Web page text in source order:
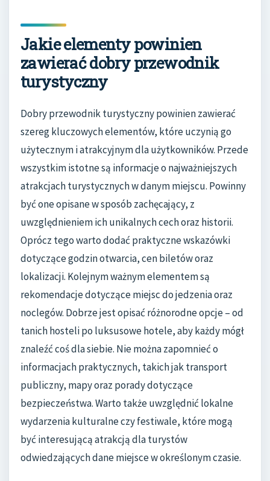
Jakie elementy powinien
zawierać dobry przewodnik
turystyczny
Dobry przewodnik turystyczny powinien zawierać
szereg kluczowych elementów, które uczynią go
użytecznym i atrakcyjnym dla użytkowników. Przede
wszystkim istotne są informacje o najważniejszych
atrakcjach turystycznych w danym miejscu. Powinny
być one opisane w sposób zachęcający, z
uwzględnieniem ich unikalnych cech oraz historii.
Oprócz tego warto dodać praktyczne wskazówki
dotyczące godzin otwarcia, cen biletów oraz
lokalizacji. Kolejnym ważnym elementem są
rekomendacje dotyczące miejsc do jedzenia oraz
noclegów. Dobrze jest opisać różnorodne opcje – od
tanich hosteli po luksusowe hotele, aby każdy mógł
znaleźć coś dla siebie. Nie można zapomnieć o
informacjach praktycznych, takich jak transport
publiczny, mapy oraz porady dotyczące
bezpieczeństwa. Warto także uwzględnić lokalne
wydarzenia kulturalne czy festiwale, które mogą
być interesującą atrakcją dla turystów
odwiedzających dane miejsce w określonym czasie.